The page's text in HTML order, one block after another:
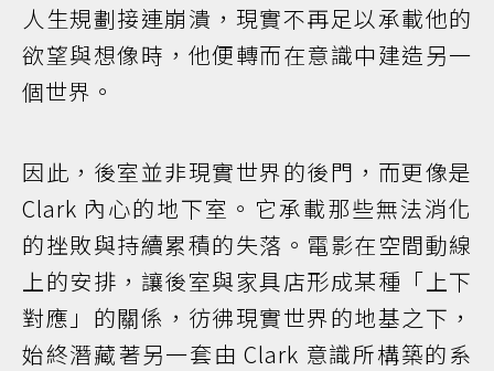
人生規劃接連崩潰，現實不再足以承載他的
欲望與想像時，他便轉而在意識中建造另一
個世界。
因此，後室並非現實世界的後門，而更像是
Clark 內心的地下室。它承載那些無法消化
的挫敗與持續累積的失落。電影在空間動線
上的安排，讓後室與家具店形成某種「上下
對應」的關係，彷彿現實世界的地基之下，
始終潛藏著另一套由 Clark 意識所構築的系